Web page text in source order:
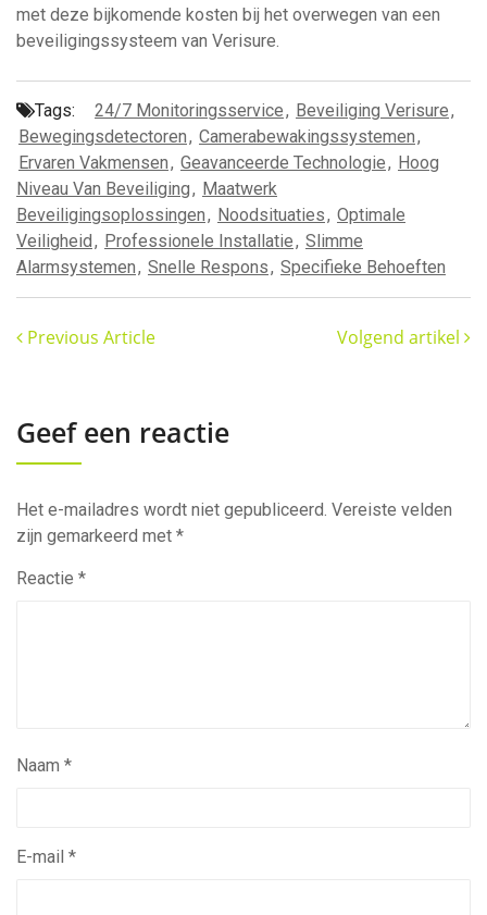
met deze bijkomende kosten bij het overwegen van een
beveiligingssysteem van Verisure.
Tags: 24/7 Monitoringsservice, Beveiliging Verisure,
Bewegingsdetectoren, Camerabewakingssystemen,
Ervaren Vakmensen, Geavanceerde Technologie, Hoog
Niveau Van Beveiliging, Maatwerk
Beveiligingsoplossingen, Noodsituaties, Optimale
Veiligheid, Professionele Installatie, Slimme
Alarmsystemen, Snelle Respons, Specifieke Behoeften
Previous Article Volgend artikel
Geef een reactie
Het e-mailadres wordt niet gepubliceerd. Vereiste velden
zijn gemarkeerd met *
Reactie *
Naam *
E-mail *